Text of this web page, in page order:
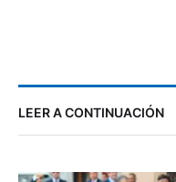
LEER A CONTINUACIÓN